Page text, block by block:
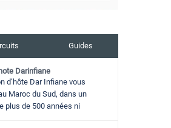
Guides
Darinfiane
d’hôte Dar Infiane vous
Maroc du Sud, dans un
plus de 500 années ni